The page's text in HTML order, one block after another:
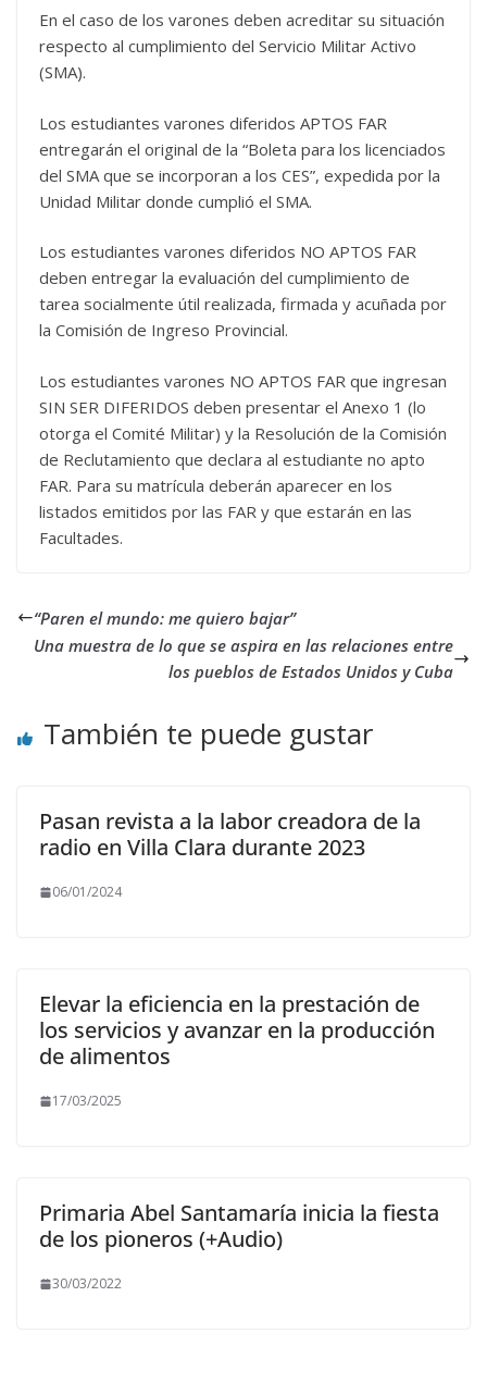
En el caso de los varones deben acreditar su situación
respecto al cumplimiento del Servicio Militar Activo
(SMA).
Los estudiantes varones diferidos APTOS FAR
entregarán el original de la “Boleta para los licenciados
del SMA que se incorporan a los CES”, expedida por la
Unidad Militar donde cumplió el SMA.
Los estudiantes varones diferidos NO APTOS FAR
deben entregar la evaluación del cumplimiento de
tarea socialmente útil realizada, firmada y acuñada por
la Comisión de Ingreso Provincial.
Los estudiantes varones NO APTOS FAR que ingresan
SIN SER DIFERIDOS deben presentar el Anexo 1 (lo
otorga el Comité Militar) y la Resolución de la Comisión
de Reclutamiento que declara al estudiante no apto
FAR. Para su matrícula deberán aparecer en los
listados emitidos por las FAR y que estarán en las
Facultades.
“Paren el mundo: me quiero bajar”
Una muestra de lo que se aspira en las relaciones entre
los pueblos de Estados Unidos y Cuba
También te puede gustar
Pasan revista a la labor creadora de la
radio en Villa Clara durante 2023
06/01/2024
Elevar la eficiencia en la prestación de
los servicios y avanzar en la producción
de alimentos
17/03/2025
Primaria Abel Santamaría inicia la fiesta
de los pioneros (+Audio)
30/03/2022